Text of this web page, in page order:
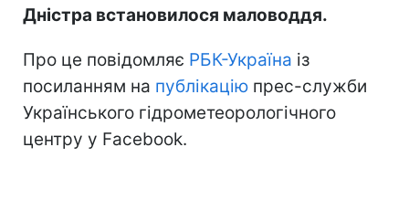
Дністра встановилося маловоддя.
Про це повідомляє РБК-Україна із
посиланням на публікацію прес-служби
Українського гідрометеорологічного
центру у Facebook.